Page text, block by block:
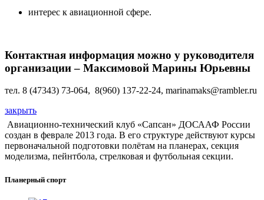
интерес к авиационной сфере.
Контактная информация можно у руководителя
организации – Максимовой Марины Юрьевны
тел. 8 (47343) 73-064, 8(960) 137-22-24, marinamaks@rambler.ru
закрыть
Авиационно-технический клуб «Сапсан» ДОСААФ России
создан в феврале 2013 года. В его структуре действуют курсы
первоначальной подготовки полётам на планерах, секция
моделизма, пейнтбола, стрелковая и футбольная секции.
Планерный спорт